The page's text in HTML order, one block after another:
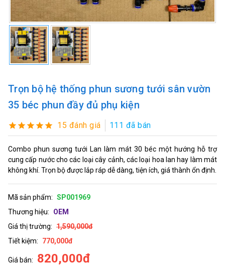
Trọn bộ hệ thống phun sương tưới sân vườn
35 béc phun đầy đủ phụ kiện
15 đánh giá 111 đã bán
Combo phun sương tưới Lan làm mát 30 béc một hướng hỗ trợ
cung cấp nước cho các loại cây cảnh, các loại hoa lan hay làm mát
không khí. Trọn bộ được lắp ráp dễ dàng, tiện ích, giá thành ổn định.
Mã sản phẩm: SP001969
Thương hiệu:
OEM
Giá thị trường: 1,590,000đ
Tiết kiệm:
770,000đ
Giá bán: 820,000đ